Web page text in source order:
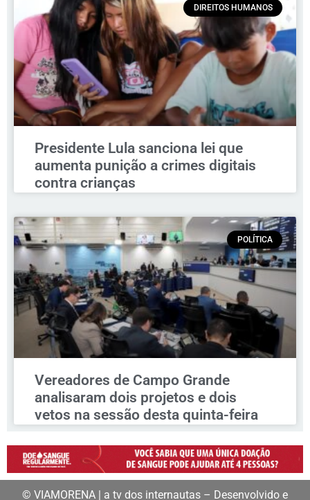
DIREITOS HUMANOS
Presidente Lula sanciona lei que
aumenta punição a crimes digitais
contra crianças
POLÍTICA
Vereadores de Campo Grande
analisaram dois projetos e dois
vetos na sessão desta quinta-feira
© VIAMORENA | a tv dos internautas – Desenvolvido e